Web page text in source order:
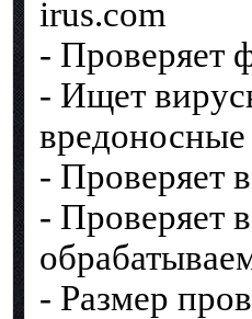
irus.com
- Проверяет
- Ищет
- Проверяет
- Проверяет
- Размер